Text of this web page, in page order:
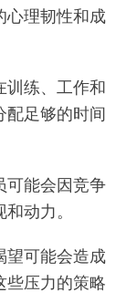
心理韧性和成
训练、工作和
配足够的时间
可能会因竞争
动力。
望可能会造成
些压力的策略